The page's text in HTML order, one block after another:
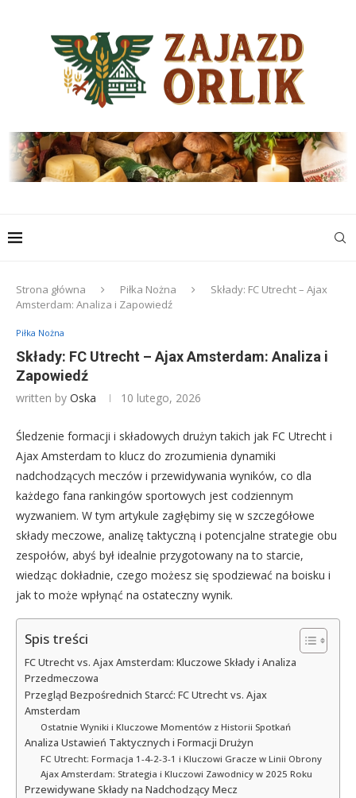
Strona główna Piłka Nożna
Składy: FC Utrecht – Ajax
Amsterdam: Analiza i Zapowiedź
Piłka Nożna
Składy: FC Utrecht – Ajax Amsterdam: Analiza i
Zapowiedź
written by Oska 10 lutego, 2026
Śledzenie formacji i składowych drużyn takich jak FC Utrecht i
Ajax Amsterdam to klucz do zrozumienia dynamiki
nadchodzących meczów i przewidywania wyników, co dla
każdego fana rankingów sportowych jest codziennym
wyzwaniem. W tym artykule zagłębimy się w szczegółowe
składy meczowe, analizę taktyczną i potencjalne strategie obu
zespołów, abyś był idealnie przygotowany na to starcie,
wiedząc dokładnie, czego możesz się spodziewać na boisku i
jak to może wpłynąć na ostateczny wynik.
Spis treści
FC Utrecht vs. Ajax Amsterdam: Kluczowe Składy i Analiza
Przedmeczowa
Przegląd Bezpośrednich Starcć: FC Utrecht vs. Ajax
Amsterdam
Ostatnie Wyniki i Kluczowe Momentów z Historii Spotkań
Analiza Ustawień Taktycznych i Formacji Drużyn
FC Utrecht: Formacja 1-4-2-3-1 i Kluczowi Gracze w Linii Obrony
Ajax Amsterdam: Strategia i Kluczowi Zawodnicy w 2025 Roku
Przewidywane Składy na Nadchodzący Mecz